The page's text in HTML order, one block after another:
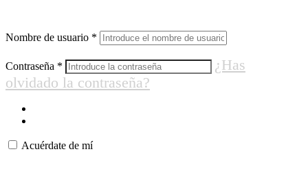
Nombre de usuario *
Contraseña *
¿Has
olvidado la contraseña?
Acuérdate de mí